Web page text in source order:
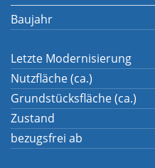
Baujahr
Letzte Modernisierung
Nutzfläche (ca.)
Grundstücksfläche (ca.)
Zustand
bezugsfrei ab